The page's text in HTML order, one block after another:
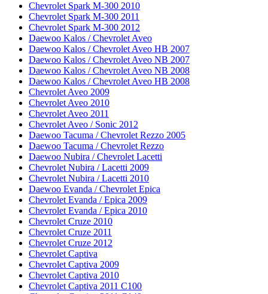
Chevrolet Spark M-300 2010
Chevrolet Spark M-300 2011
Chevrolet Spark M-300 2012
Daewoo Kalos / Chevrolet Aveo
Daewoo Kalos / Chevrolet Aveo HB 2007
Daewoo Kalos / Chevrolet Aveo NB 2007
Daewoo Kalos / Chevrolet Aveo NB 2008
Daewoo Kalos / Chevrolet Aveo HB 2008
Chevrolet Aveo 2009
Chevrolet Aveo 2010
Chevrolet Aveo 2011
Chevrolet Aveo / Sonic 2012
Daewoo Tacuma / Chevrolet Rezzo 2005
Daewoo Tacuma / Chevrolet Rezzo
Daewoo Nubira / Chevrolet Lacetti
Chevrolet Nubira / Lacetti 2009
Chevrolet Nubira / Lacetti 2010
Daewoo Evanda / Chevrolet Epica
Chevrolet Evanda / Epica 2009
Chevrolet Evanda / Epica 2010
Chevrolet Cruze 2010
Chevrolet Cruze 2011
Chevrolet Cruze 2012
Chevrolet Captiva
Chevrolet Captiva 2009
Chevrolet Captiva 2010
Chevrolet Captiva 2011 C100